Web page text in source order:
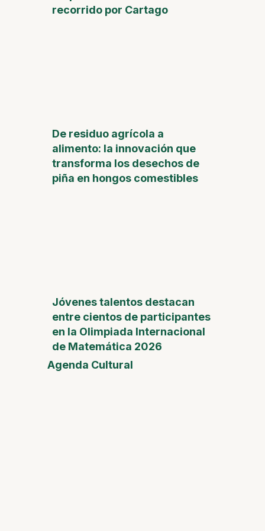
recorrido por Cartago
De residuo agrícola a
alimento: la innovación que
transforma los desechos de
piña en hongos comestibles
Jóvenes talentos destacan
entre cientos de participantes
en la Olimpiada Internacional
de Matemática 2026
Agenda Cultural